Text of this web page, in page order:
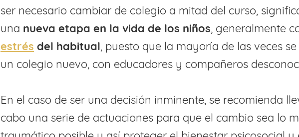
ser necesario cambiar de colegio a mitad del curso,
una nueva etapa en la vida de los niños, generalmente
estrés del habitual, puesto que la mayoría de las veces
un colegio nuevo, con educadores y compañeros
En el caso de ser una decisión inminente, se recomienda
cabo una serie de actuaciones para que el cambio sea lo